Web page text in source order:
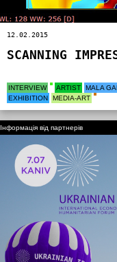
12.02.2015
SCANNING
INTERVIEW ARTIST
MALA
EXHIBITION
MEDIA-ART
Інформація від партнерів